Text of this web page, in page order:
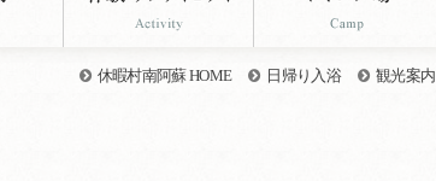
休暇村南阿蘇 HOME 日帰り入浴 観光案内